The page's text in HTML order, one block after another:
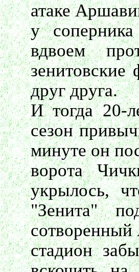
атаке
у
вдвоем
друг друга.
И тогда 20-
сезон
минуте он
ворота
укрылось,
"Зенита"
стадион